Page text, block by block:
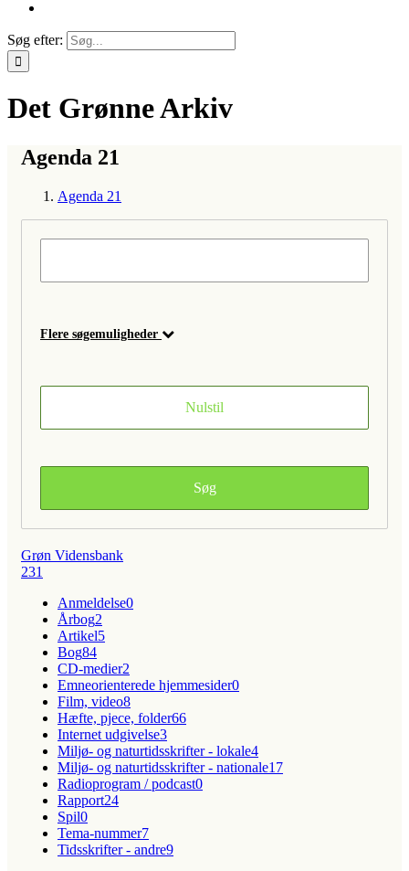
Søg efter:
Det Grønne Arkiv
Agenda 21
Agenda 21
Flere søgemuligheder
Grøn Vidensbank
231
Anmeldelse0
Årbog2
Artikel5
Bog84
CD-medier2
Emneorienterede hjemmesider0
Film, video8
Hæfte, pjece, folder66
Internet udgivelse3
Miljø- og naturtidsskrifter - lokale4
Miljø- og naturtidsskrifter - nationale17
Radioprogram / podcast0
Rapport24
Spil0
Tema-nummer7
Tidsskrifter - andre9